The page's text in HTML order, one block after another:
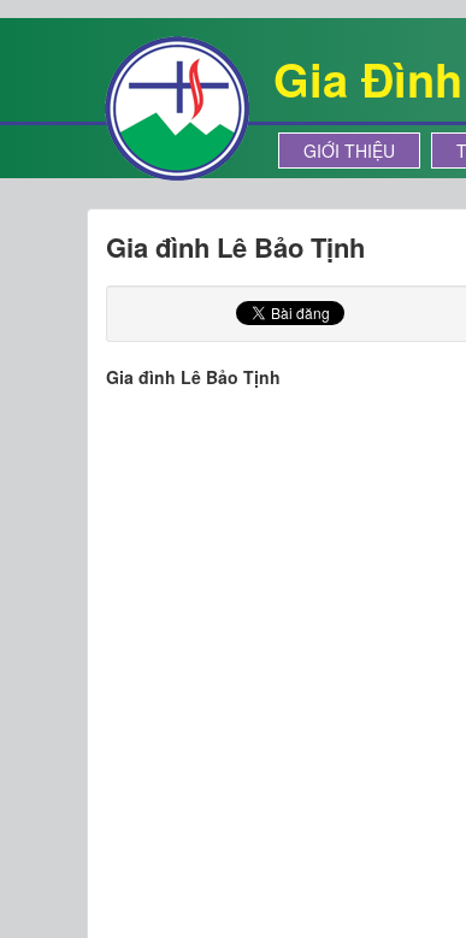
Gia
GIỚI THIỆU
Gia đình Lê Bảo Tịnh
Gia đình Lê Bảo Tịnh